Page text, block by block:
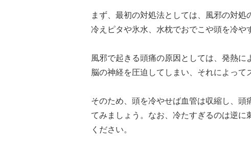
まず、最初の対処法としては、風邪の対処
冷えピタや氷水、水枕でおでこや頭を冷や
風邪で起きる頭痛の原因としては、発熱
脳の神経を圧迫してしまい、それによって
そのため、頭を冷やせば血管は収縮し、
てみましょう。なお、冷たすぎるのは逆
ください。